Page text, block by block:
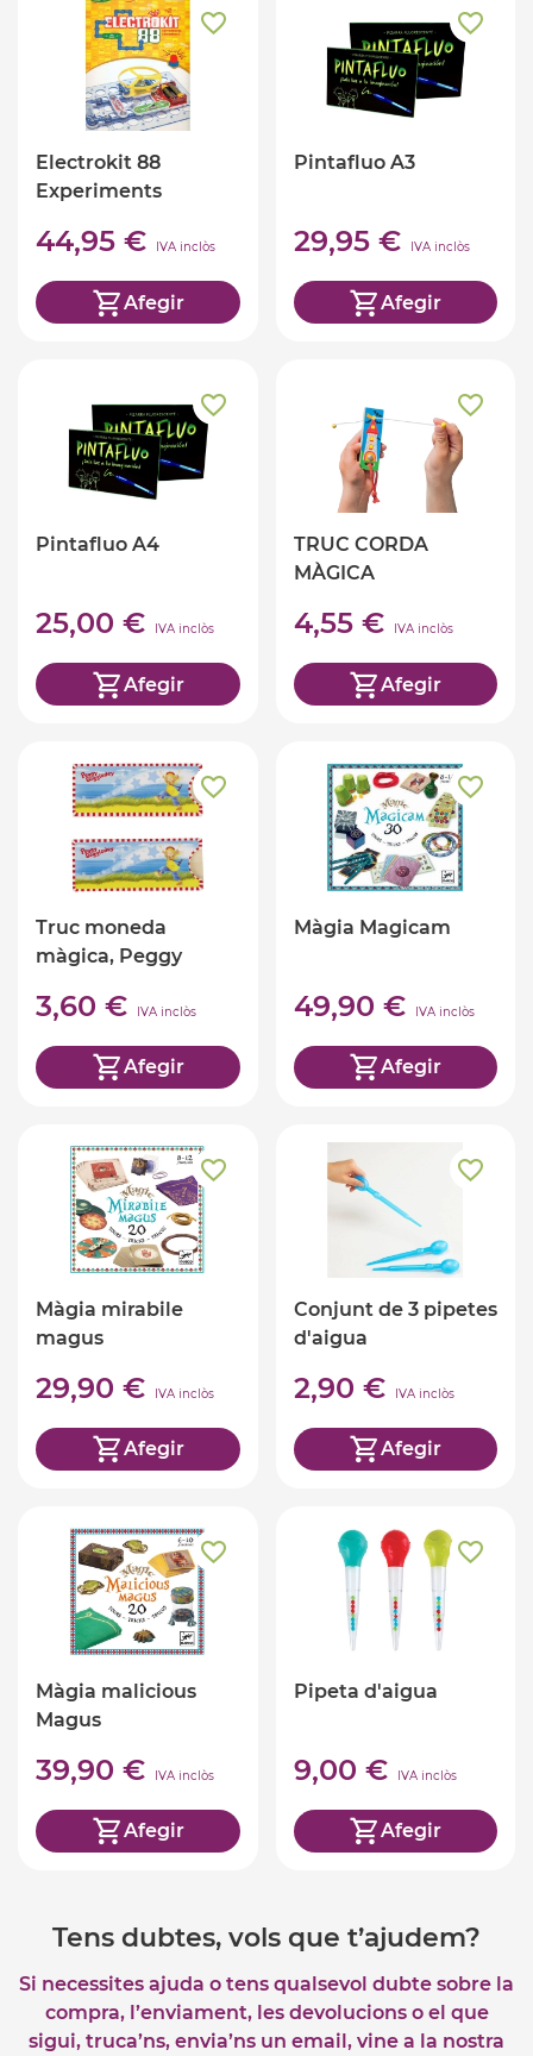
Electrokit 88
Experiments
44,95 € IVA inclòs
Afegir
Pintafluo A3
29,95 € IVA inclòs
Afegir
Pintafluo A4
25,00 € IVA inclòs
Afegir
TRUC CORDA
MÀGICA
4,55 € IVA inclòs
Afegir
Truc moneda
màgica, Peggy
3,60 € IVA inclòs
Afegir
Màgia Magicam
49,90 € IVA inclòs
Afegir
Màgia mirabile
magus
29,90 € IVA inclòs
Afegir
Conjunt de 3 pipetes
d'aigua
2,90 € IVA inclòs
Afegir
Màgia malicious
Magus
39,90 € IVA inclòs
Afegir
Pipeta d'aigua
9,00 € IVA inclòs
Afegir
Tens dubtes, vols que t’ajudem?
Si necessites ajuda o tens qualsevol dubte sobre la
compra, l’enviament, les devolucions o el que
sigui, truca’ns, envia’ns un email, vine a la nostra